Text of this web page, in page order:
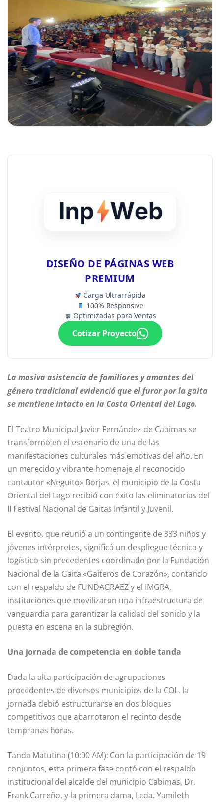
DISEÑO DE PÁGINAS WEB
PREMIUM
Carga Ultrarrápida
100% Responsive
Optimizadas para Ventas
Cotizar Proyecto
La masiva asistencia de familiares y amantes del
género tradicional evidenció que el furor por la gaita
se mantiene intacto en la Costa Oriental del Lago.
El Teatro Municipal Javier Fernández de Cabimas se
transformó en el escenario de una de las
manifestaciones culturales más emotivas del año. En
un merecido y vibrante homenaje al reconocido
cantautor «Neguito» Borjas, el municipio de la Costa
Oriental del Lago recibió con éxito las eliminatorias del
II Festival Nacional de Gaitas Infantil y Juvenil.
El evento, que reunió a un contingente de 333 niños y
jóvenes intérpretes, significó un despliegue técnico y
logístico sin precedentes coordinado por la Fundación
Nacional de la Gaita «Gaiteros de Corazón», contando
con el respaldo de FUNDAGRAEZ y el IMGRA,
instituciones que movilizaron una infraestructura de
vanguardia para garantizar la calidad del sonido y la
puesta en escena en la subregión.
Una jornada de competencia en doble tanda
Dada la alta participación de agrupaciones
procedentes de diversos municipios de la COL, la
jornada debió estructurarse en dos bloques
competitivos que abarrotaron el recinto desde
tempranas horas.
Tanda Matutina (10:00 AM): Con la participación de 19
conjuntos, esta primera fase contó con el respaldo
institucional del alcalde del municipio Cabimas, Dr.
Frank Carreño, y la primera dama, Lcda. Yamileth